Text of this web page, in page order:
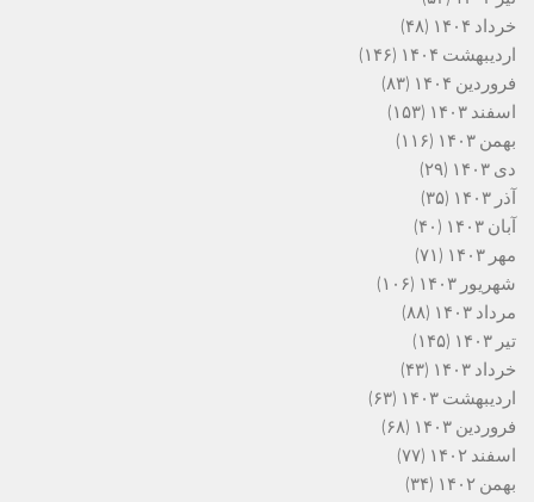
خرداد ۱۴۰۴
(۴۸)
اردیبهشت ۱۴۰۴
(۱۴۶)
فروردین ۱۴۰۴
(۸۳)
اسفند ۱۴۰۳
(۱۵۳)
بهمن ۱۴۰۳
(۱۱۶)
دی ۱۴۰۳
(۲۹)
آذر ۱۴۰۳
(۳۵)
آبان ۱۴۰۳
(۴۰)
مهر ۱۴۰۳
(۷۱)
شهریور ۱۴۰۳
(۱۰۶)
مرداد ۱۴۰۳
(۸۸)
تیر ۱۴۰۳
(۱۴۵)
خرداد ۱۴۰۳
(۴۳)
اردیبهشت ۱۴۰۳
(۶۳)
فروردین ۱۴۰۳
(۶۸)
اسفند ۱۴۰۲
(۷۷)
بهمن ۱۴۰۲
(۳۴)